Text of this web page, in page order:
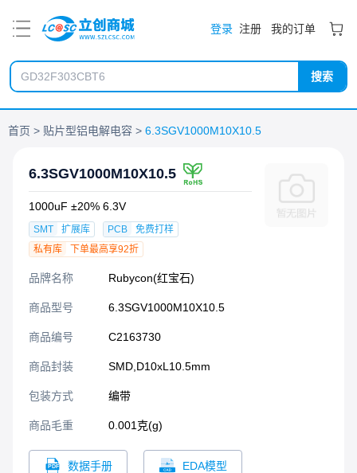
登录 注册 我的订单
搜索
首页 贴片型铝电解电容 6.3SGV1000M10X10.5
6.3SGV1000M10X10.5
1000uF ±20% 6.3V
SMT 扩展库 PCB
免费打样
私有库
下单最高享92折
品牌名称 Rubycon(红宝石)
商品型号 6.3SGV1000M10X10.5
商品编号 C2163730
商品封装 SMD,D10xL10.5mm​
包装方式 编带
商品毛重 0.001克(g)
数据手册 EDA模型